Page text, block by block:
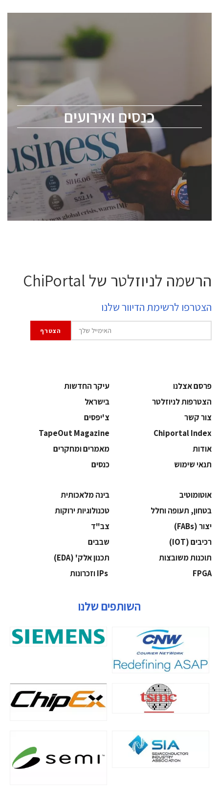
כנסים ואירועים
כנסים ואירועים
לכל העוסקים בתעשיית הסמיקונדקטור כולל מהנדסים,
ChipEx2026 will be held on May 12-13, 2026. The
conference is intended for everyone involved in the
semiconductor industry, including engineers,
professional experts, and senior executives.
לחץ לפרטים
הרשמה לניוזלטר של ChiPortal
הצטרפו לרשימת הדיוור שלנו
פרסם אצלנו
עיקר החדשות
הצטרפות לניוזלטר
בישראל
צור קשר
צ'יפסים
Chiportal Index
TapeOut Magazine
אודות
מאמרים ומחקרים
תנאי שימוש
כנסים
אוטומוטיב
בינה מלאכותית
בטחון, תעופה וחלל
‫טכנולוגיות ירוקות‬
‫יצור (‪(FABs‬‬
‫צב"ד‬
‫רכיבים‬ (IOT)
‫שבבים‬
‫תוכנות משובצות‬
‫תכנון אלק' (‪(EDA‬‬
‫‪FPGA‬‬
השותפים שלנו